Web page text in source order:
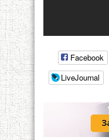
Facebook
LiveJournal